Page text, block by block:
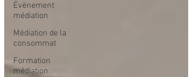
Évènement
médiation
Médiation de la
consommat
Formation
médiation